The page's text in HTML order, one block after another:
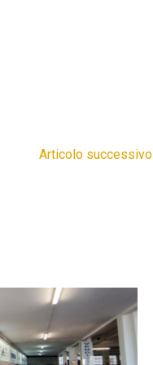
Articolo successivo